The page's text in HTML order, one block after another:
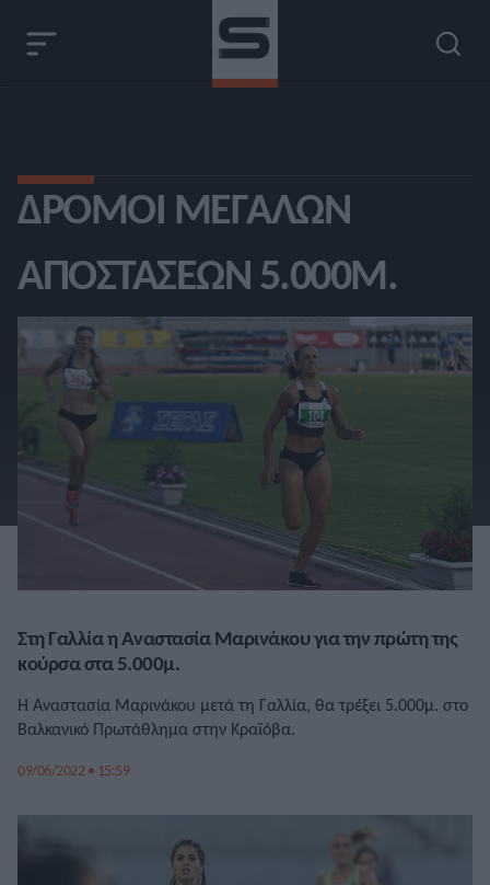
ΔΡΌΜΟΙ ΜΕΓΆΛΩΝ
ΑΠΟΣΤΆΣΕΩΝ 5.000Μ.
Στη Γαλλία η Αναστασία Μαρινάκου για την πρώτη της
κούρσα στα 5.000μ.
Η Αναστασία Μαρινάκου μετά τη Γαλλία, θα τρέξει 5.000μ. στο
Βαλκανικό Πρωτάθλημα στην Κραϊόβα.
09/06/2022 • 15:59